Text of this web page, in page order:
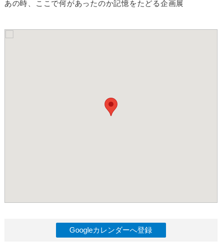
あの時、ここで何があったのか記憶をたどる企画展
Googleカレンダーへ登録